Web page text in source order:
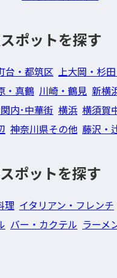
ポットを探す
台・都筑区 上大岡・杉
・真鶴 川崎・鶴見 新横
内･中華街 横浜 横須賀
神奈川県その他 藤沢・
ポットを探す
理 イタリアン・フレンチ
バー・カクテル ラーメ